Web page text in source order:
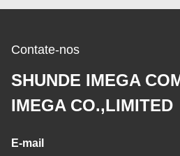
Contate-nos
SHUNDE IMEGA
IMEGA CO.,LIMITED
E-mail